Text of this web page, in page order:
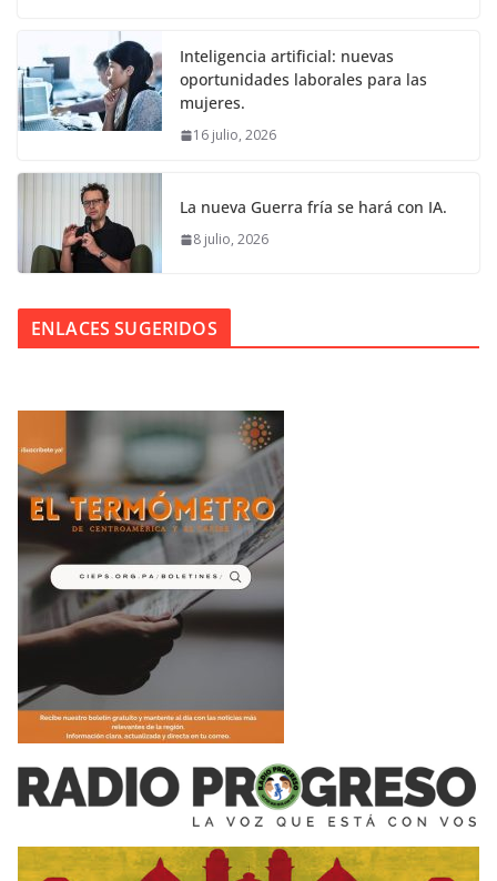
Inteligencia artificial: nuevas
oportunidades laborales para las
mujeres.
16 julio, 2026
La nueva Guerra fría se hará con IA.
8 julio, 2026
ENLACES SUGERIDOS